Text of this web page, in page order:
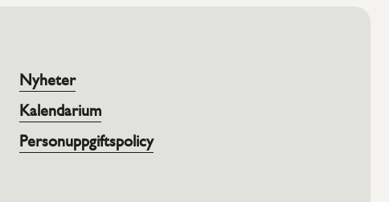
Nyheter
Kalendarium
Personuppgiftspolicy